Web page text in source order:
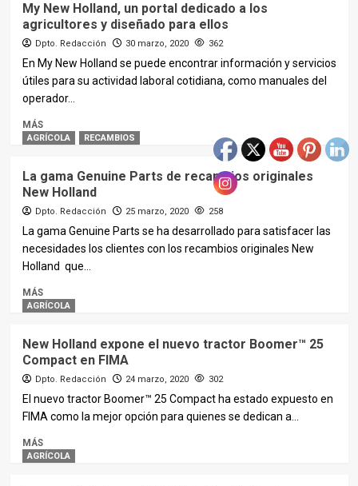
My New Holland, un portal dedicado a los
agricultores y diseñado para ellos
Dpto. Redacción 30 marzo, 2020 362
En My New Holland se puede encontrar información y servicios
útiles para su actividad laboral cotidiana, como manuales del
operador...
MÁS
AGRÍCOLA RECAMBIOS
La gama Genuine Parts de recambios originales
New Holland
Dpto. Redacción 25 marzo, 2020 258
La gama Genuine Parts se ha desarrollado para satisfacer las
necesidades los clientes con los recambios originales New
Holland que...
MÁS
AGRÍCOLA
New Holland expone el nuevo tractor Boomer™ 25
Compact en FIMA
Dpto. Redacción 24 marzo, 2020 302
El nuevo tractor Boomer™ 25 Compact ha estado expuesto en
FIMA como la mejor opción para quienes se dedican a...
MÁS
AGRÍCOLA